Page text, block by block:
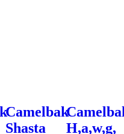
Camelbak
Shasta
H,a,w,g,